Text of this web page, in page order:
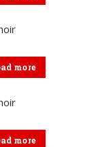
more
more